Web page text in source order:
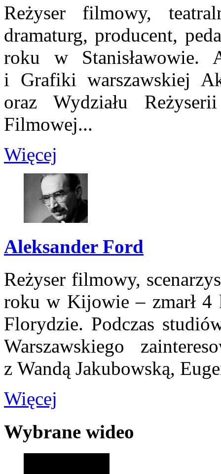
Reżyser filmowy,
dramaturg, producent,
roku w Stanisławowie.
i Grafiki warszawskiej
oraz Wydziału
Filmowej...
Więcej
Aleksander Ford
Reżyser filmowy,
roku w Kijowie – zmarł 4
Florydzie. Podczas
Warszawskiego
z Wandą Jakubowską,
Więcej
Wybrane wideo